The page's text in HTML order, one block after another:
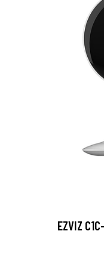
EZVIZ